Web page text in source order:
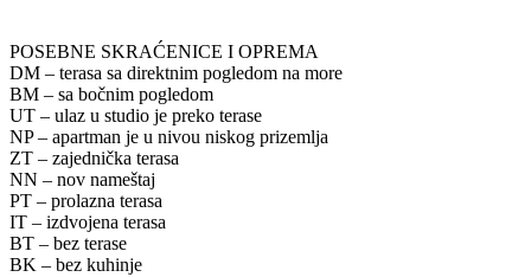
POSEBNE SKRAĆENICE I OPREMA
DM – terasa sa direktnim pogledom na more
BM – sa bočnim pogledom
UT – ulaz u studio je preko terase
NP – apartman je u nivou niskog prizemlja
ZT – zajednička terasa
NN – nov nameštaj
PT – prolazna terasa
IT – izdvojena terasa
BT – bez terase
BK – bez kuhinje